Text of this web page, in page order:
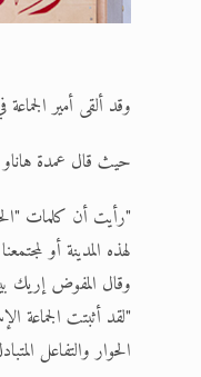
وقد ألقى أمير
حيث قال عمدة هاناو Clause Kaminsky:
"رأيت أن كلمات
لهذه المدينة أو
وقال المفوض إريك
"لقد أثبتت الجماعة
الحوار والتفاعل